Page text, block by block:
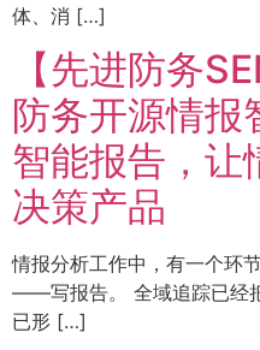
体、消 […]
【先进防务
防务开源情报
智能报告，让
决策产品
情报分析工作中，有一个环
——写报告。 全域追踪已经
已形 […]